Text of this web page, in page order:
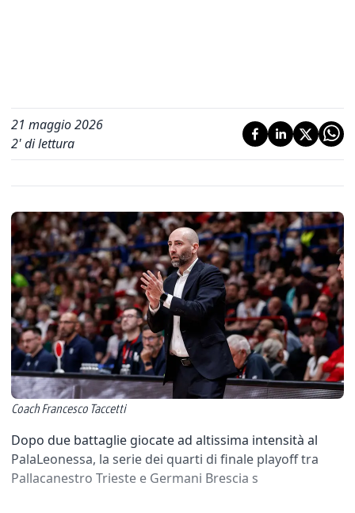
21 maggio 2026
2' di lettura
Coach Francesco Taccetti
Dopo due battaglie giocate ad altissima intensità al
PalaLeonessa, la serie dei quarti di finale playoff tra
Pallacanestro Trieste e Germani Brescia s